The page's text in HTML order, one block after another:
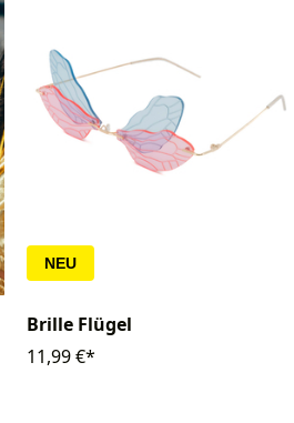
NEU
Brille Flügel
11,99 €*